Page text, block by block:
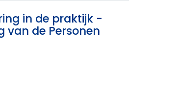
in de praktijk -
van de Personen